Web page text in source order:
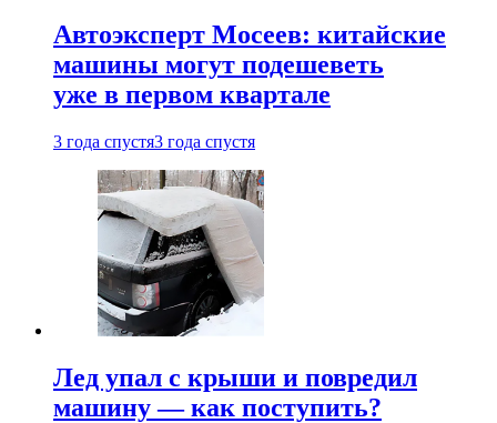
Автоэксперт Мосеев: китайские
машины могут подешеветь
уже в первом квартале
3 года спустя3 года спустя
Лед упал с крыши и повредил
машину — как поступить?